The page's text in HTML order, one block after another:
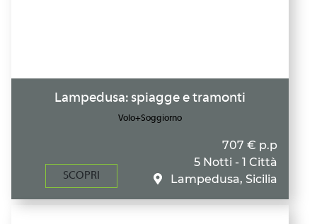
Lampedusa: spiagge e tramonti
Volo+Soggiorno
SCOPRI
707 € p.p
5 Notti - 1 Città
Lampedusa, Sicilia